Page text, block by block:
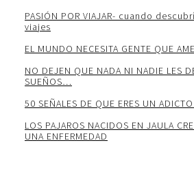
PASIÓN POR VIAJAR- cuando
viajes
EL MUNDO NECESITA GENTE QUE
NO DEJEN QUE NADA NI NADIE LES
SUEÑOS…
50 SEÑALES DE QUE ERES UN
LOS PAJAROS NACIDOS EN JAULA
UNA ENFERMEDAD